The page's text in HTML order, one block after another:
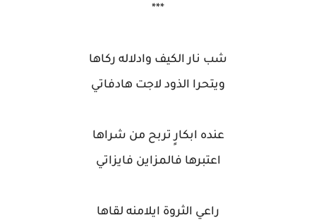
***
شب نار الكيف وادلاله ركاها
ويتحرا الذود لاجت هادفاتي
عنده ابكارٍ تربح من شراها
اعتبرها فالمزاين فايزاتي
راعي الثروة ايلامنه لقاها